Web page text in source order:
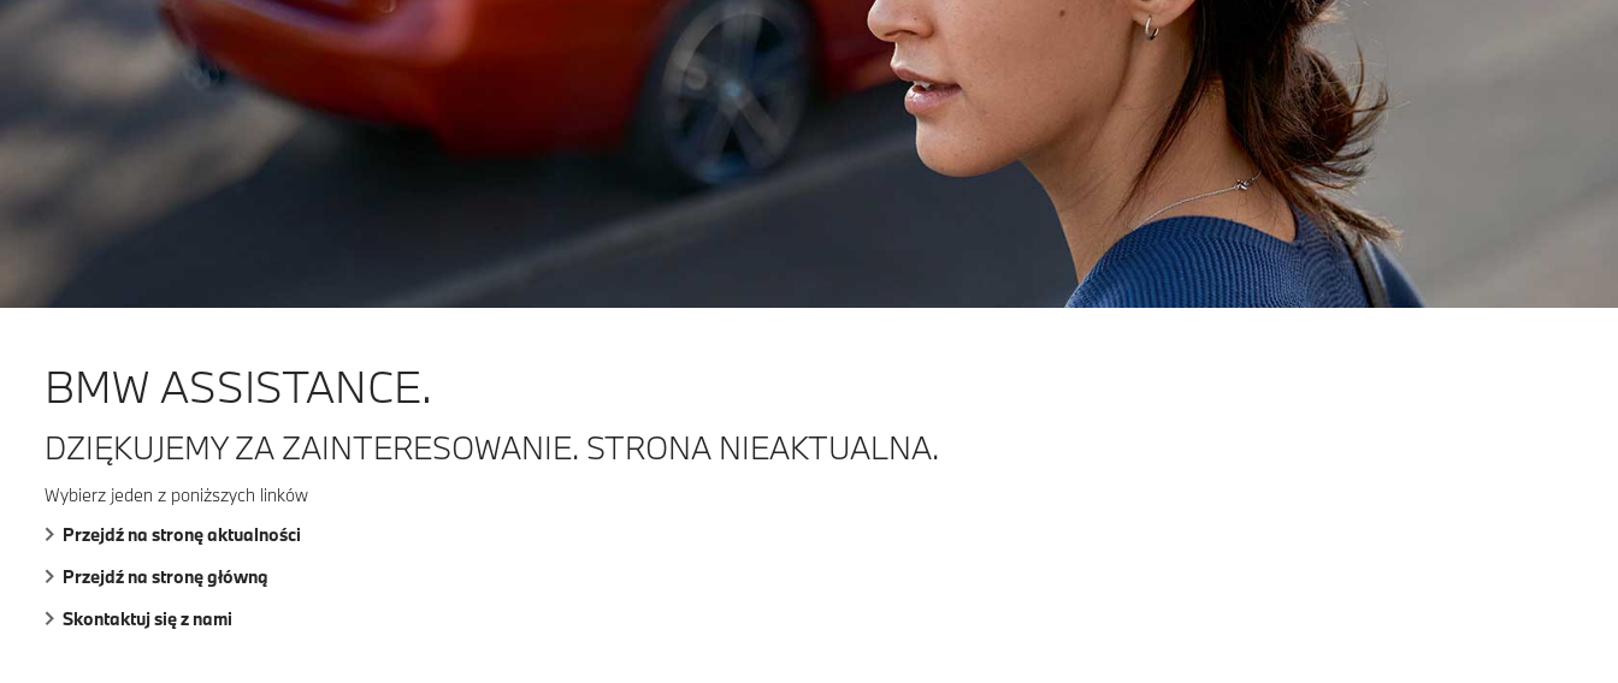
BMW ASSISTANCE.
DZIĘKUJEMY ZA ZAINTERESOWANIE. STRONA NIEAKTUALNA.
Wybierz jeden z poniższych linków
Przejdź na stronę aktualności
Przejdź na stronę główną
Skontaktuj się z nami